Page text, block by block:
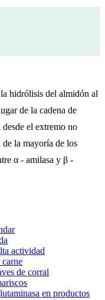
hidrólisis del almidón al
de la cadena de
el extremo no
la mayoría de los
α - amilasa y β -
actividad
de corral
en productos